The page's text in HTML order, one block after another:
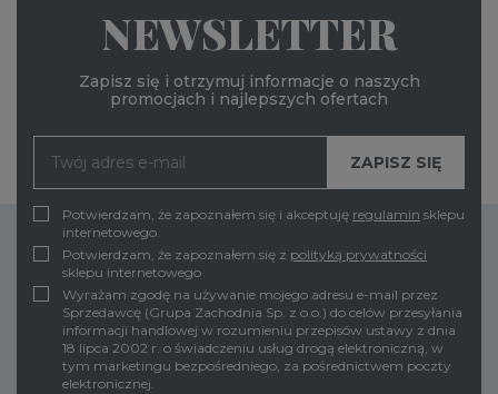
NEWSLETTER
Zapisz się i otrzymuj informacje o naszych
promocjach i najlepszych ofertach
Potwierdzam, że zapoznałem się i akceptuję regulamin sklepu
internetowego.
Potwierdzam, że zapoznałem się z polityką prywatności
sklepu internetowego
Wyrażam zgodę na używanie mojego adresu e-mail przez
Sprzedawcę (Grupa Zachodnia Sp. z o.o.) do celów przesyłania
informacji handlowej w rozumieniu przepisów ustawy z dnia
18 lipca 2002 r. o świadczeniu usług drogą elektroniczną, w
tym marketingu bezpośredniego, za pośrednictwem poczty
elektronicznej.